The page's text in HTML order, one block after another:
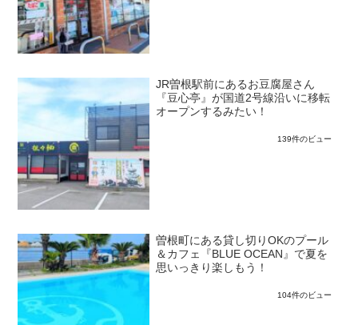
JR曽根駅前にあるお豆腐屋さん
『豆心亭』が国道2号線沿いに移転
オープンするみたい！
139件のビュー
曽根町にある貸し切りOKのプール
＆カフェ『BLUE OCEAN』で夏を
思いっきり楽しもう！
104件のビュー